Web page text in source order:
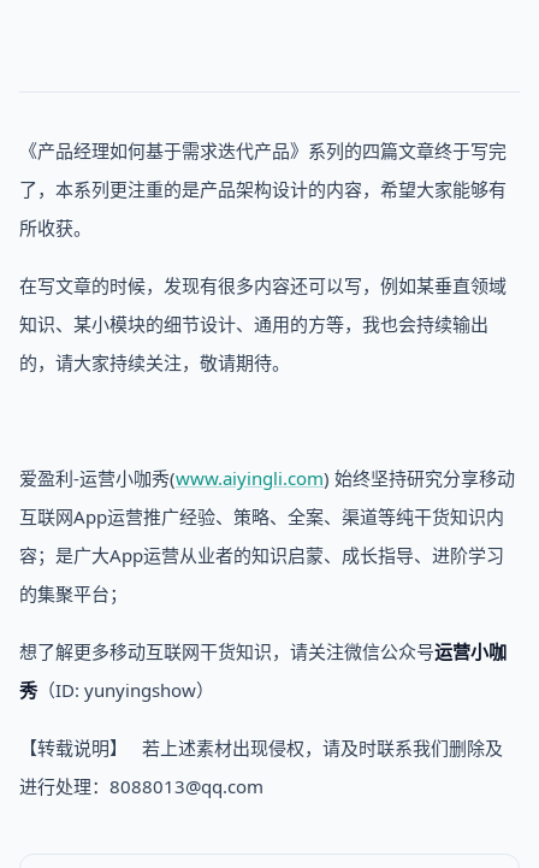
《产品经理如何基于需求迭代产品》系列的四篇文章终于写完
了，本系列更注重的是产品架构设计的内容，希望大家能够有
所收获。
在写文章的时候，发现有很多内容还可以写，例如某垂直领域
知识、某小模块的细节设计、通用的方等，我也会持续输出
的，请大家持续关注，敬请期待。
爱盈利-运营小咖秀(www.aiyingli.com) 始终坚持研究分享移动
互联网App运营推广经验、策略、全案、渠道等纯干货知识内
容；是广大App运营从业者的知识启蒙、成长指导、进阶学习
的集聚平台；
想了解更多移动互联网干货知识，请关注微信公众号运营小咖
秀（ID: yunyingshow）
【转载说明】 若上述素材出现侵权，请及时联系我们删除及
进行处理：8088013@qq.com